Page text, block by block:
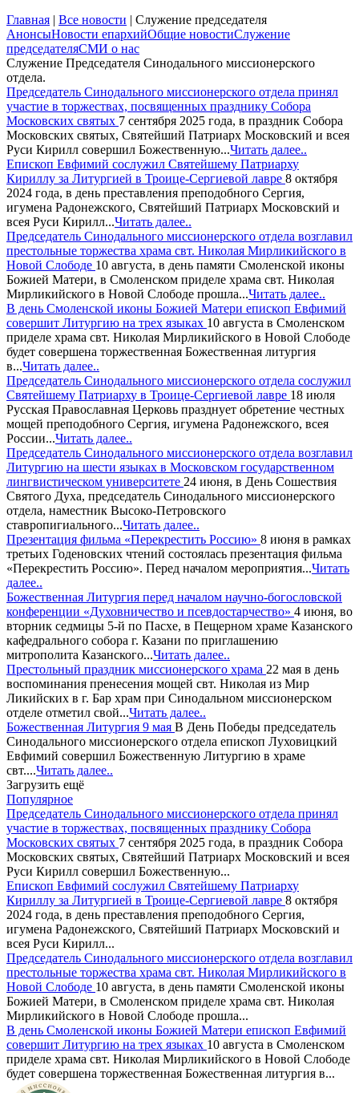
Главная | Все новости | Служение председателя
АнонсыНовости епархийОбщие новостиСлужение
председателяСМИ о нас
Служение Председателя Синодального миссионерского
отдела.
Председатель Синодального миссионерского отдела принял
участие в торжествах, посвященных празднику Собора
Московских святых 7 сентября 2025 года, в праздник Собора
Московских святых, Святейший Патриарх Московский и всея
Руси Кирилл совершил Божественную...Читать далее..
Епископ Евфимий сослужил Святейшему Патриарху
Кириллу за Литургией в Троице-Сергиевой лавре 8 октября
2024 года, в день преставления преподобного Сергия,
игумена Радонежского, Святейший Патриарх Московский и
всея Руси Кирилл...Читать далее..
Председатель Синодального миссионерского отдела возглавил
престольные торжества храма свт. Николая Мирликийского в
Новой Слободе 10 августа, в день памяти Смоленской иконы
Божией Матери, в Смоленском приделе храма свт. Николая
Мирликийского в Новой Слободе прошла...Читать далее..
В день Смоленской иконы Божией Матери епископ Евфимий
совершит Литургию на трех языках 10 августа в Смоленском
приделе храма свт. Николая Мирликийского в Новой Слободе
будет совершена торжественная Божественная литургия
в...Читать далее..
Председатель Синодального миссионерского отдела сослужил
Святейшему Патриарху в Троице-Сергиевой лавре 18 июля
Русская Православная Церковь празднует обретение честных
мощей преподобного Сергия, игумена Радонежского, всея
России...Читать далее..
Председатель Синодального миссионерского отдела возглавил
Литургию на шести языках в Московском государственном
лингвистическом университете 24 июня, в День Сошествия
Святого Духа, председатель Синодального миссионерского
отдела, наместник Высоко-Петровского
ставропигиального...Читать далее..
Презентация фильма «Перекрестить Россию» 8 июня в рамках
третьих Годеновских чтений состоялась презентация фильма
«Перекрестить Россию». Перед началом мероприятия...Читать
далее..
Божественная Литургия перед началом научно-богословской
конференции «Духовничество и псевдостарчество» 4 июня, во
вторник седмицы 5-й по Пасхе, в Пещерном храме Казанского
кафедрального собора г. Казани по приглашению
митрополита Казанского...Читать далее..
Престольный праздник миссионерского храма 22 мая в день
воспоминания пренесения мощей свт. Николая из Мир
Ликийских в г. Бар храм при Синодальном миссионерском
отделе отметил свой...Читать далее..
Божественная Литургия 9 мая В День Победы председатель
Синодального миссионерского отдела епископ Луховицкий
Евфимий совершил Божественную Литургию в храме
свт....Читать далее..
Загрузить ещё
Популярное
Председатель Синодального миссионерского отдела принял
участие в торжествах, посвященных празднику Собора
Московских святых 7 сентября 2025 года, в праздник Собора
Московских святых, Святейший Патриарх Московский и всея
Руси Кирилл совершил Божественную...
Епископ Евфимий сослужил Святейшему Патриарху
Кириллу за Литургией в Троице-Сергиевой лавре 8 октября
2024 года, в день преставления преподобного Сергия,
игумена Радонежского, Святейший Патриарх Московский и
всея Руси Кирилл...
Председатель Синодального миссионерского отдела возглавил
престольные торжества храма свт. Николая Мирликийского в
Новой Слободе 10 августа, в день памяти Смоленской иконы
Божией Матери, в Смоленском приделе храма свт. Николая
Мирликийского в Новой Слободе прошла...
В день Смоленской иконы Божией Матери епископ Евфимий
совершит Литургию на трех языках 10 августа в Смоленском
приделе храма свт. Николая Мирликийского в Новой Слободе
будет совершена торжественная Божественная литургия в...